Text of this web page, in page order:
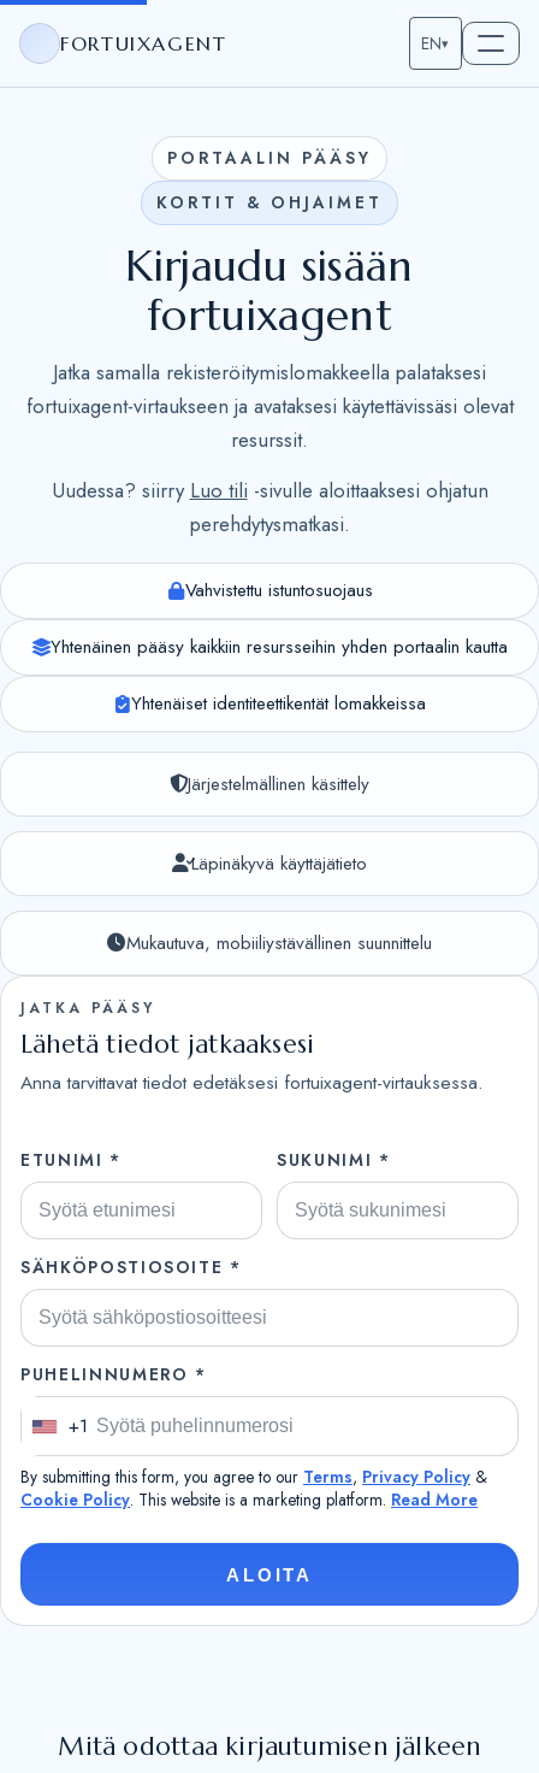
FORTUIXAGENT EN▾
PORTAALIN PÄÄSY
KORTIT & OHJAIMET
Kirjaudu sisään
fortuixagent
Jatka samalla rekisteröitymislomakkeella palataksesi
fortuixagent-virtaukseen ja avataksesi käytettävissäsi olevat
resurssit.
Uudessa? siirry Luo tili -sivulle aloittaaksesi ohjatun
perehdytysmatkasi.
Vahvistettu istuntosuojaus
Yhtenäinen pääsy kaikkiin resursseihin yhden portaalin kautta
Yhtenäiset identiteettikentät lomakkeissa
Järjestelmällinen käsittely
Läpinäkyvä käyttäjätieto
Mukautuva, mobiiliystävällinen suunnittelu
JATKA PÄÄSY
Lähetä tiedot jatkaaksesi
Anna tarvittavat tiedot edetäksesi fortuixagent-virtauksessa.
ETUNIMI * SUKUNIMI *
SÄHKÖPOSTIOSOITE *
PUHELINNUMERO *
U
n
i
S
+1
By submitting this form, you agree to our Terms, Privacy Policy &
Cookie Policy. This website is a marketing platform. Read More
ALOITA
Mitä odottaa kirjautumisen jälkeen